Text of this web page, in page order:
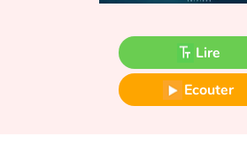
Fable, mythe, littérature et poésie
Lire
Ecouter